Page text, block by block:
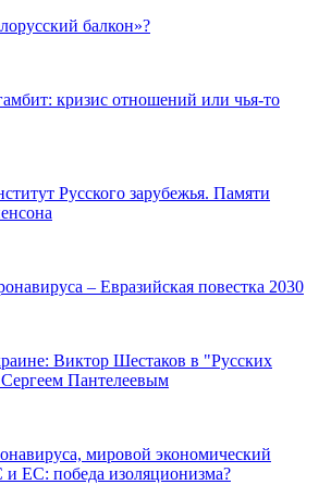
балкон»?
кризис отношений или чья-то
Русского зарубежья. Памяти
– Евразийская повестка 2030
Виктор Шестаков в "Русских
Сергеем Пантелеевым
мировой экономический
ЕС: победа изоляционизма?